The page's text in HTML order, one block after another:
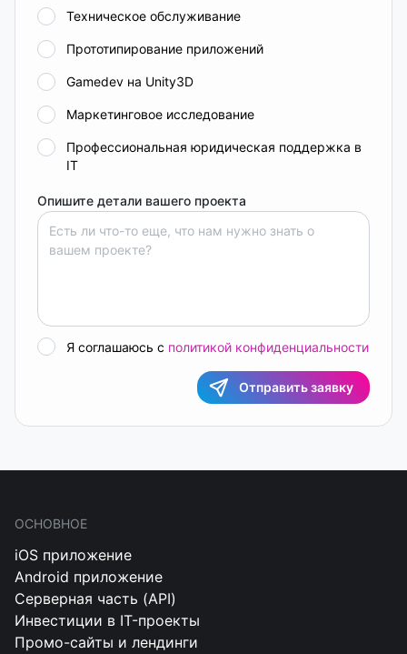
Техническое обслуживание
Прототипирование приложений
Gamedev на Unity3D
Маркетинговое исследование
Профессиональная юридическая поддержка в
IT
Опишите детали вашего проекта
Я соглашаюсь с политикой конфиденциальности
Отправить заявку
ОСНОВНОЕ
iOS приложение
Android приложение
Серверная часть (API)
Инвестиции в IT-проекты
Промо-сайты и лендинги